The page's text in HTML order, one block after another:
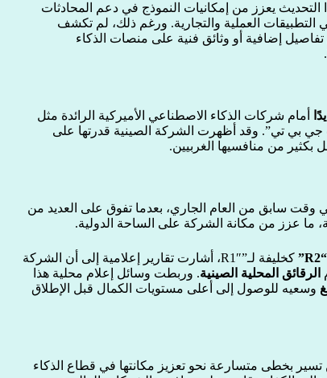
يعزز من إمكانيات النموذج في دعم المحادثات
التطبيقات العملية والتجارية. ورغم ذلك، لم تكشف
إضافية أو وثائق فنية على منصات الذكاء
أمام شركات الذكاء الاصطناعي الأميركية الرائدة مثل
بي تي”. وقد أظهرت الشركة الصينية قدرتها على
بكثير من منافسيها الغربيين.
وقت سابق من العام الجاري، بعدما تفوق على العديد من
ما عزز من مكانة الشركة على الساحة الدولية.
“R2”
كخليفة لـ”R1″، أشارت تقارير إعلامية إلى أن الشركة
الرقائق المحلية الصينية. وربطت وسائل إعلام محلية هذا
وسعيه للوصول إلى أعلى مستويات الكمال قبل الإطلاق
بخطى متسارعة نحو تعزيز مكانتها في قطاع الذكاء